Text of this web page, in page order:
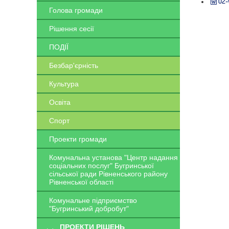
Голова громади
Рішення сесії
ПОДІЇ
Безбар'єрність
Культура
Освіта
Спорт
Проекти громади
Комунальна установа "Центр надання
соціальних послуг" Бугринської
сільської ради Рівненського району
Рівненської області
Комунальне підприємство
"Бугринський добробут"
ПРОЕКТИ РІШЕНЬ